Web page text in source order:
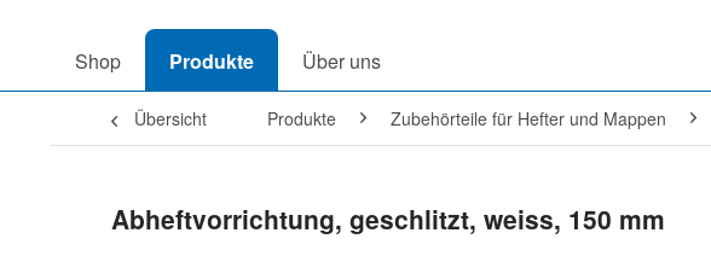
Shop Produkte Über uns
Übersicht Produkte Zubehörteile für Hefter und Mappen
Abheftvorrichtung, geschlitzt, weiss, 150 mm